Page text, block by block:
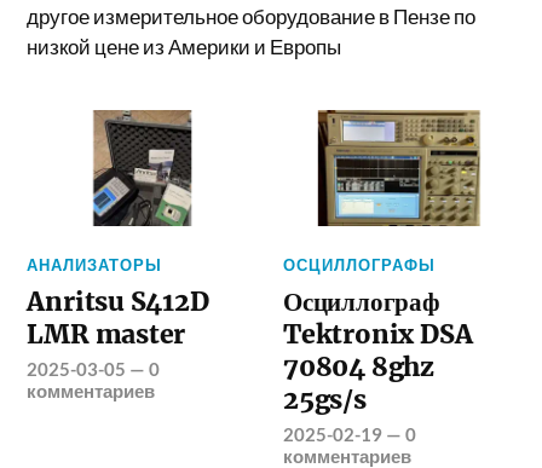
другое измерительное оборудование в Пензе по
низкой цене из Америки и Европы
АНАЛИЗАТОРЫ
Anritsu S412D
LMR master
2025-03-05 —0
комментариев
ОСЦИЛЛОГРАФЫ
Осциллограф
Tektronix DSA
70804 8ghz
25gs/s
2025-02-19 —0
комментариев